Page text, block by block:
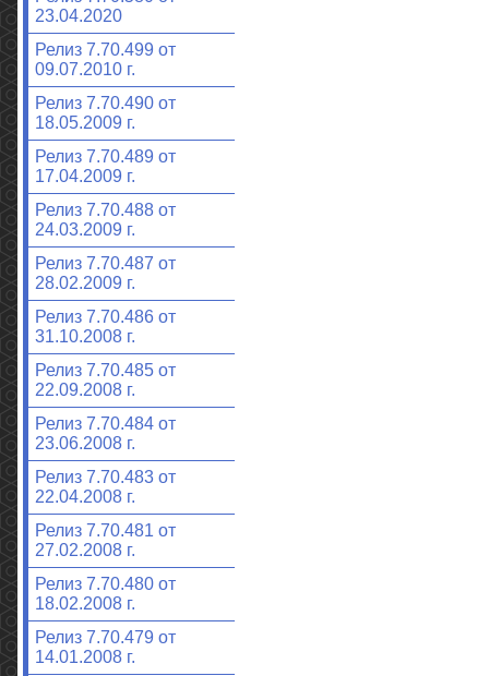
23.04.2020
Релиз 7.70.499 от
09.07.2010 г.
Релиз 7.70.490 от
18.05.2009 г.
Релиз 7.70.489 от
17.04.2009 г.
Релиз 7.70.488 от
24.03.2009 г.
Релиз 7.70.487 от
28.02.2009 г.
Релиз 7.70.486 от
31.10.2008 г.
Релиз 7.70.485 от
22.09.2008 г.
Релиз 7.70.484 от
23.06.2008 г.
Релиз 7.70.483 от
22.04.2008 г.
Релиз 7.70.481 от
27.02.2008 г.
Релиз 7.70.480 от
18.02.2008 г.
Релиз 7.70.479 от
14.01.2008 г.